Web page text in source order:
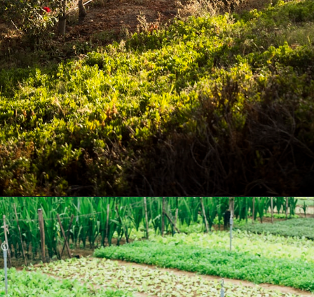
Openinghttps://swagatam.in/post-office-scheme/